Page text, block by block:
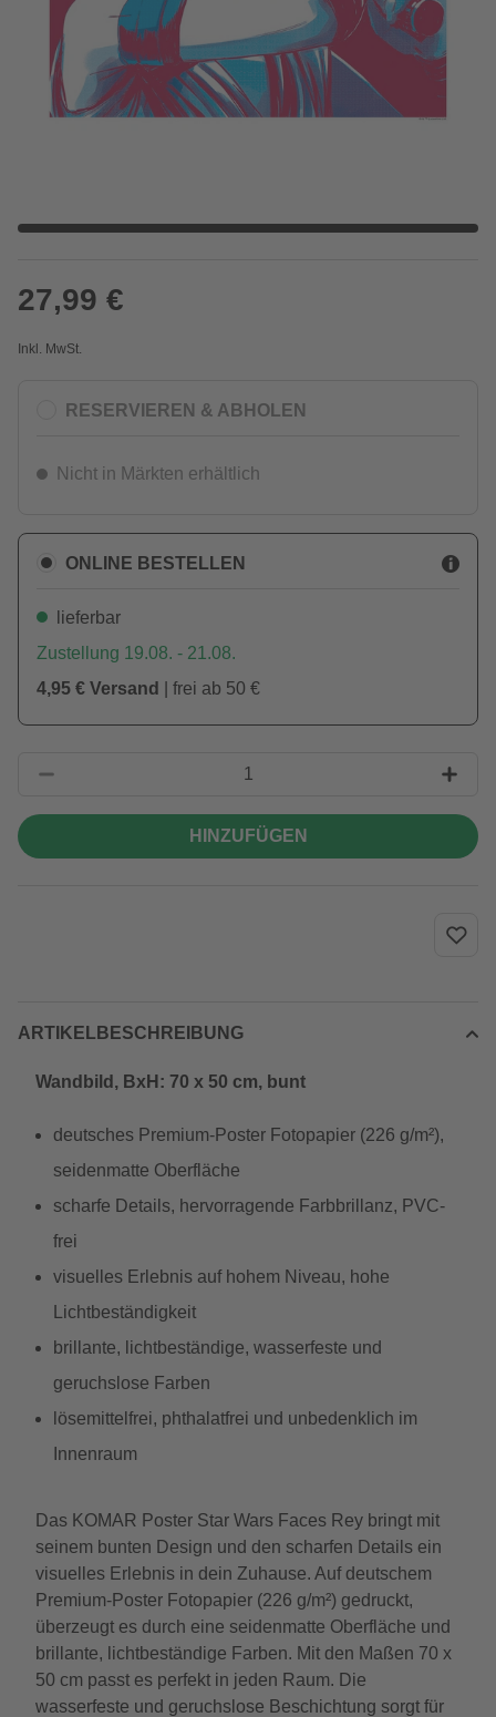
27,99 €
Inkl. MwSt.
RESERVIEREN & ABHOLEN
Nicht in Märkten erhältlich
ONLINE BESTELLEN
lieferbar
Zustellung 19.08. - 21.08.
4,95 € Versand
| frei ab 50 €
HINZUFÜGEN
ARTIKELBESCHREIBUNG
Wandbild, BxH: 70 x 50 cm, bunt
deutsches Premium-Poster Fotopapier (226 g/m²),
seidenmatte Oberfläche
scharfe Details, hervorragende Farbbrillanz, PVC-
frei
visuelles Erlebnis auf hohem Niveau, hohe
Lichtbeständigkeit
brillante, lichtbeständige, wasserfeste und
geruchslose Farben
lösemittelfrei, phthalatfrei und unbedenklich im
Innenraum
Das KOMAR Poster Star Wars Faces Rey bringt mit
seinem bunten Design und den scharfen Details ein
visuelles Erlebnis in dein Zuhause. Auf deutschem
Premium-Poster Fotopapier (226 g/m²) gedruckt,
überzeugt es durch eine seidenmatte Oberfläche und
brillante, lichtbeständige Farben. Mit den Maßen 70 x
50 cm passt es perfekt in jeden Raum. Die
wasserfeste und geruchslose Beschichtung sorgt für